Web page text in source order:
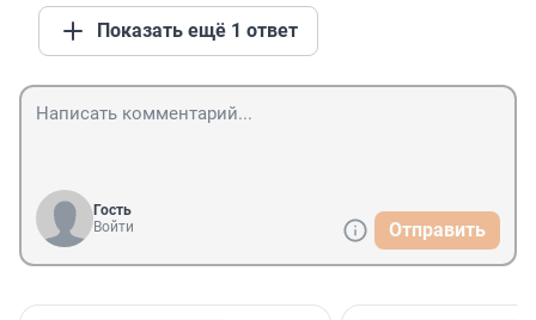
Показать ещё 1 ответ
Гость
Войти
Отправить